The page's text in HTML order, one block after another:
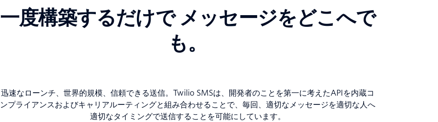
一度構築するだけで メッセージをどこへで
も。
迅速なローンチ、世界的規模、信頼できる送信。Twilio SMSは、開発者のことを第一に考えたAPIを内蔵コ
ンプライアンスおよびキャリアルーティングと組み合わせることで、毎回、適切なメッセージを適切な人へ
適切なタイミングで送信することを可能にしています。